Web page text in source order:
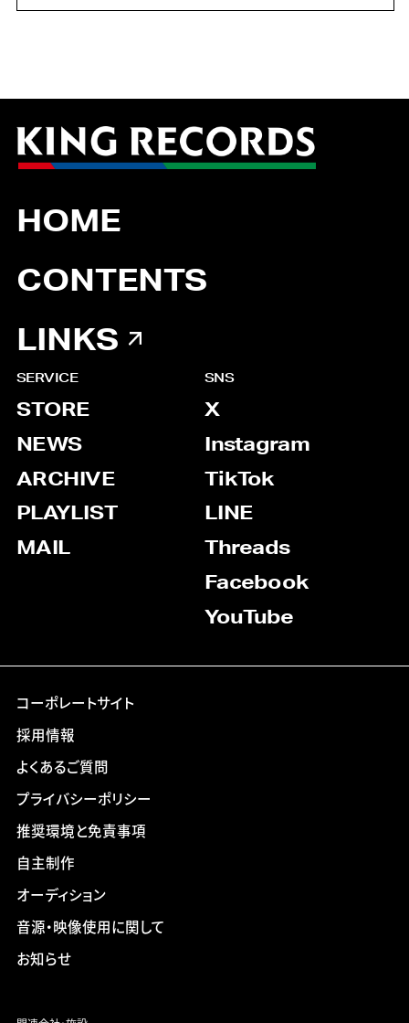
HOME
CONTENTS
LINKS
SERVICE
STORE
NEWS
ARCHIVE
PLAYLIST
MAIL
SNS
X
Instagram
TikTok
LINE
Threads
Facebook
YouTube
コーポレートサイト
採用情報
よくあるご質問
プライバシーポリシー
推奨環境と免責事項
自主制作
オーディション
音源・映像使用に関して
お知らせ